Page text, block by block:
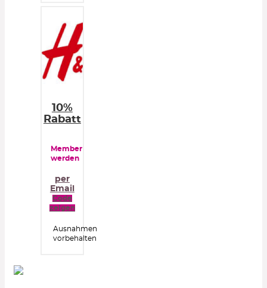
10%
Rabatt
Member
werden
per
Email
Code
zeigen
Ausnahmen
vorbehalten